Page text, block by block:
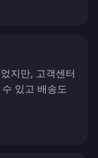
지만, 고객센터
있고 배송도